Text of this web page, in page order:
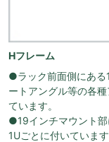
Hフレーム
●ラック前面側にある
ートアングル等の各
ています。
●19インチマウント
1Uごとに付いていま